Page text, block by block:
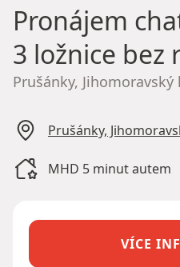
Pronájem
3 ložnice bez
Prušánky, Jihomoravský
Prušánky,
MHD 5 minut autem
VÍCE